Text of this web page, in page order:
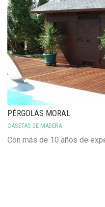
PÉRGOLAS MORAL
CASETAS DE MADERA
Con más de 10 años de